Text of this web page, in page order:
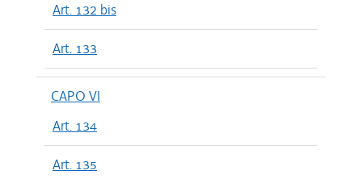
Art. 132 bis
Art. 133
CAPO VI
Art. 134
Art. 135